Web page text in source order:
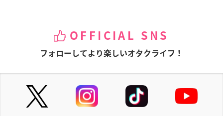
OFFICIAL SNS
フォローしてより楽しいオタクライフ！